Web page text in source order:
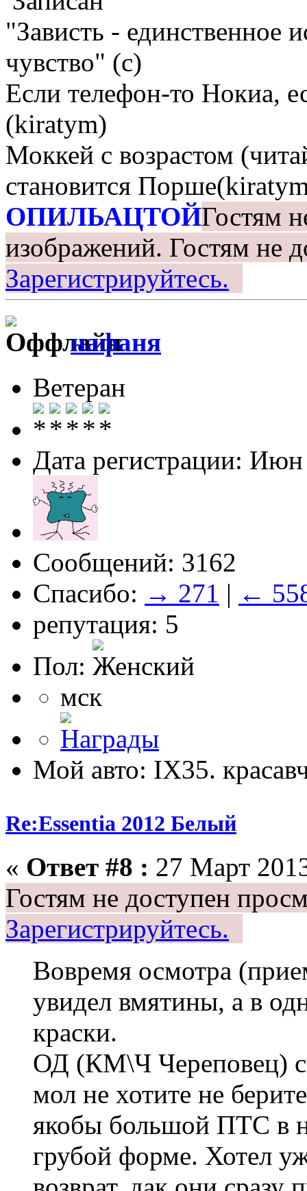
"Зависть - единственное
чувство" (с)
Если телефон-то Нокиа,
(kiratym)
Моккей с возрастом
становится
ОПИЛЬАЦТОЙГостям
изображений. Гостям не
Зарегистрируйтесь.
нафаня
Ветеран
Дата регистрации:
Сообщений: 3162
Спасибо: → 271 | ←
репутация: 5
Пол:
мск
Мой авто: IX35.
Re:Essentia 2012 Белый
« Ответ #8 : 27 Март
Гостям не доступен
Зарегистрируйтесь.
Вовремя осмотра
увидел вмятины, а в
краски.
ОД (КМ\Ч Череповец)
мол не хотите не
якобы большой ПТС в
грубой форме. Хотел